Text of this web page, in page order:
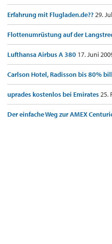
Erfahrung mit Flugladen.de??29.
Flottenumrüstung auf der
Lufthansa Airbus A 380 17. Juni
Carlson Hotel, Radisson bis 80%
uprades kostenlos bei Emirates25.
Der einfache Weg zur AMEX